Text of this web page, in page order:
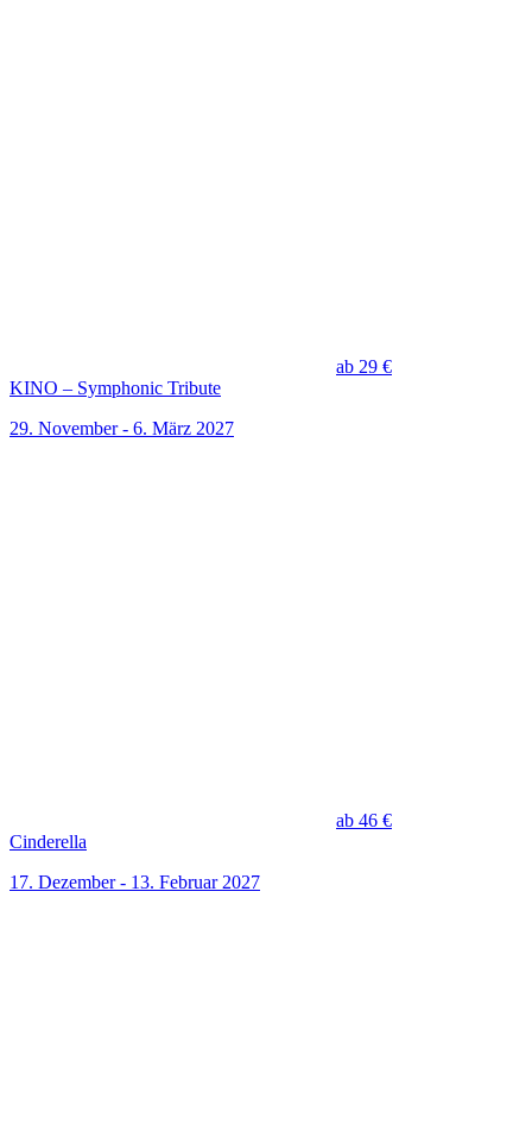
ab 29 €
KINO – Symphonic Tribute
29. November - 6. März 2027
ab 46 €
Cinderella
17. Dezember - 13. Februar 2027